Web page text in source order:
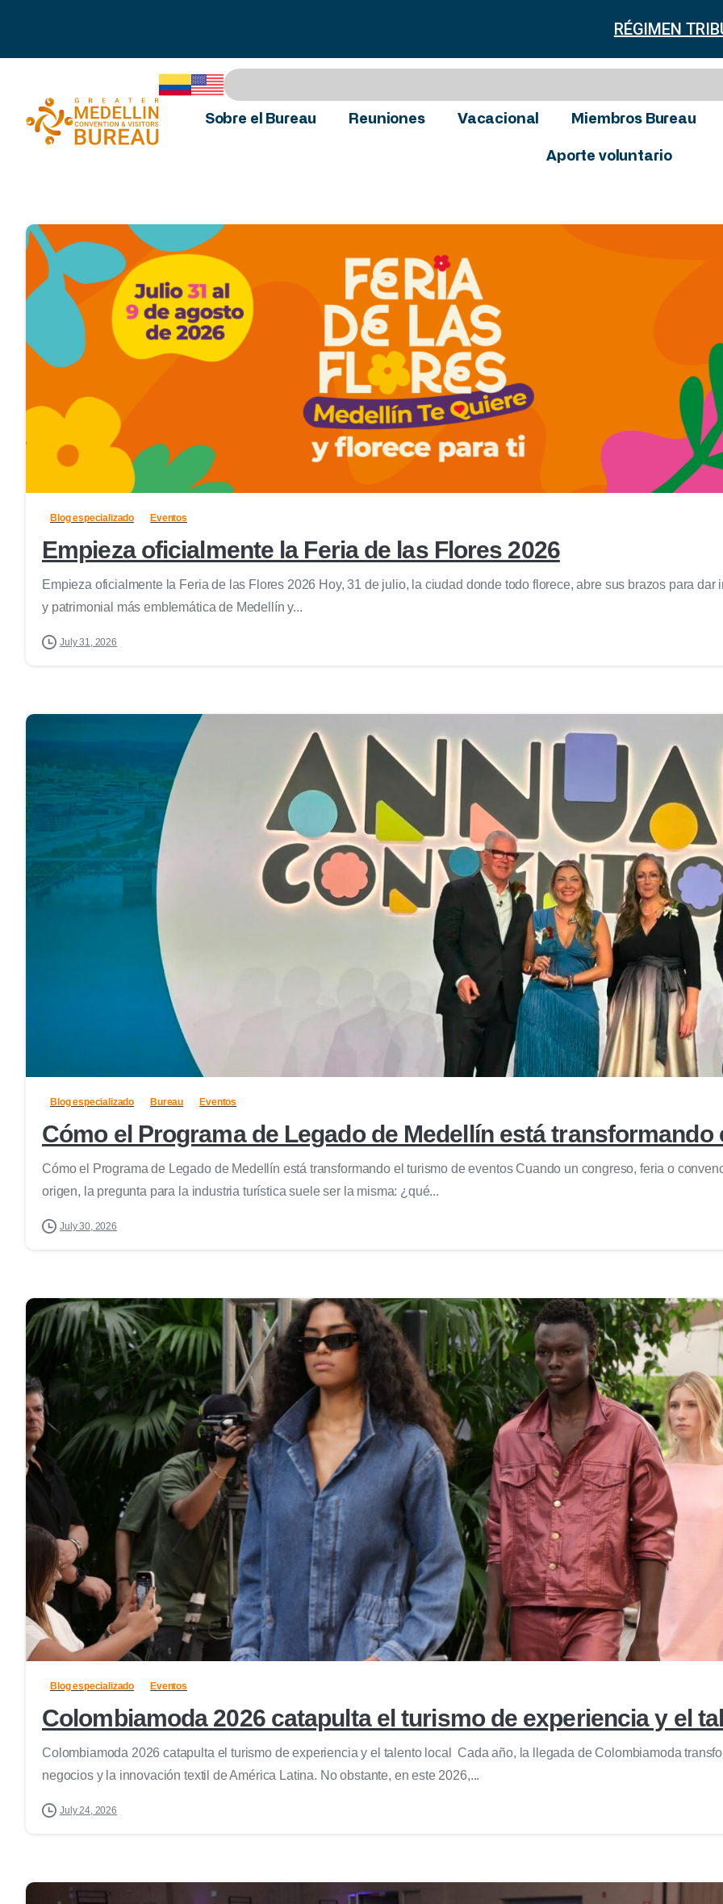
RÉGIMEN
Sobre el Bureau Reuniones Vacacional Miembros Bureau
Aporte voluntario
Blog especializado Eventos
Empieza oficialmente la Feria de las Flores 2026
Empieza oficialmente la Feria de las Flores 2026 Hoy, 31 de julio, la ciudad donde todo florece, abre sus brazos para
y patrimonial más emblemática de Medellín y...
July 31, 2026
Blog especializado Bureau Eventos
Cómo el Programa de Legado de Medellín está
Cómo el Programa de Legado de Medellín está transformando el turismo de eventos Cuando un congreso, feria o
origen, la pregunta para la industria turística suele ser la misma: ¿qué...
July 30, 2026
Blog especializado Eventos
Colombiamoda 2026 catapulta el turismo de experiencia y el
Colombiamoda 2026 catapulta el turismo de experiencia y el talento local Cada año, la llegada de Colombiamoda
negocios y la innovación textil de América Latina. No obstante, en este 2026,...
July 24, 2026